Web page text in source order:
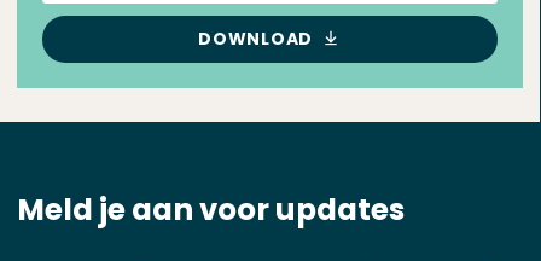
DOWNLOAD
Meld je aan voor updates